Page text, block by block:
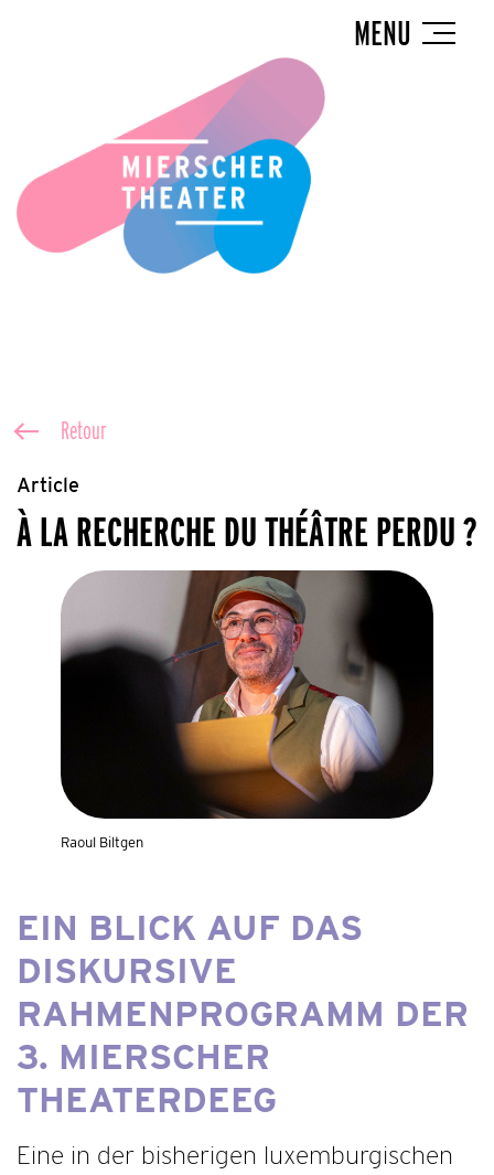
MENU
Retour
Article
À LA RECHERCHE DU THÉÂTRE PERDU ?
Raoul Biltgen
EIN BLICK AUF DAS
DISKURSIVE
RAHMENPROGRAMM DER
3. MIERSCHER
THEATERDEEG
Eine in der bisherigen luxemburgischen